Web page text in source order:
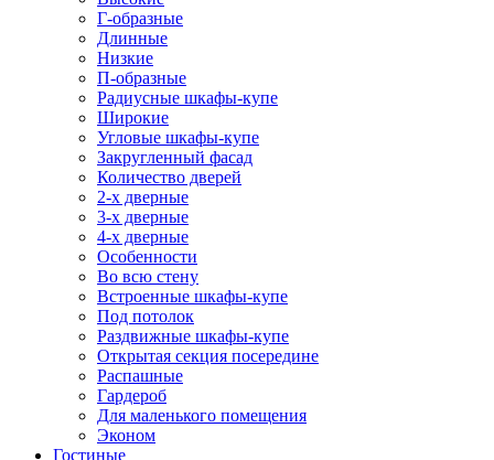
Г-образные
Длинные
Низкие
П-образные
Радиусные шкафы-купе
Широкие
Угловые шкафы-купе
Закругленный фасад
Количество дверей
2-х дверные
3-х дверные
4-х дверные
Особенности
Во всю стену
Встроенные шкафы-купе
Под потолок
Раздвижные шкафы-купе
Открытая секция посередине
Распашные
Гардероб
Для маленького помещения
Эконом
Гостиные